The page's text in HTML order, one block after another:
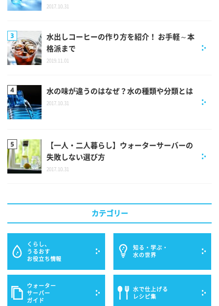
2017.10.31
水出しコーヒーの作り方を紹介！ お手軽～本
格派まで
2019.11.01
水の味が違うのはなぜ？水の種類や分類とは
2017.10.31
【一人・二人暮らし】ウォーターサーバーの
失敗しない選び方
2017.10.31
カテゴリー
くらし、
うるおす
お役立ち情報
知る・学ぶ・
水の世界
ウォーター
サーバー
ガイド
水で仕上げる
レシピ集